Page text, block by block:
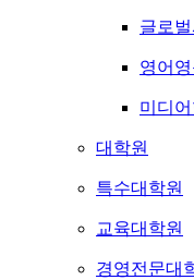
글로
영어
미디
대학원
특수대학원
교육대학원
경영전문대